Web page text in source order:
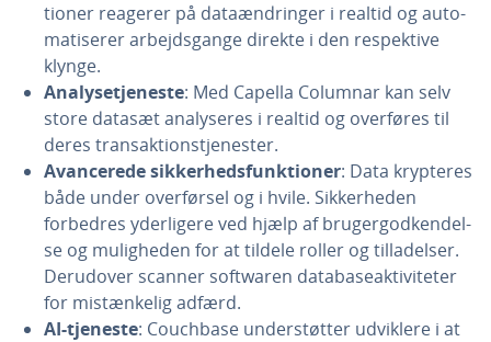
tio­ner reagerer på da­ta­æn­drin­ger i realtid og au­to­
ma­ti­se­rer ar­bejds­gan­ge direkte i den respek­ti­ve
klynge.
Ana­ly­se­tje­ne­ste: Med Capella Columnar kan selv
store datasæt ana­ly­se­res i realtid og overføres til
deres transak­tion­s­tje­ne­ster.
Avan­ce­re­de sik­ker­heds­funk­tio­ner: Data krypteres
både under over­før­sel og i hvile. Sik­ker­he­den
forbedres yder­li­ge­re ved hjælp af bru­ger­god­ken­del­
se og mu­lig­he­den for at tildele roller og til­la­del­ser.
Derudover scanner softwaren da­ta­ba­se­ak­ti­vi­te­ter
for mistæn­ke­lig adfærd.
AI-tjeneste: Couchbase un­der­støt­ter udviklere i at